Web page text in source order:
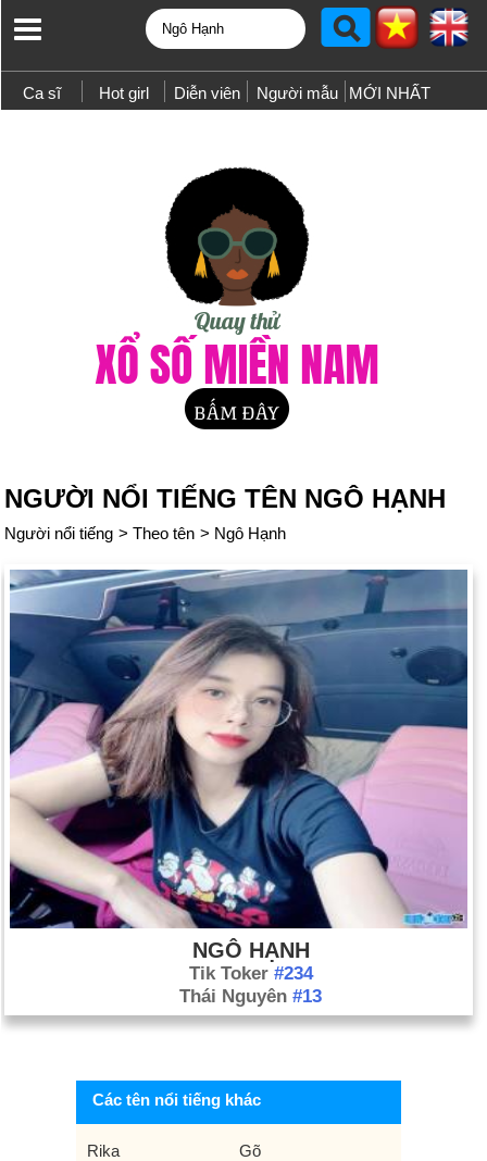
Ca sĩ Hot girl Diễn viên Người mẫu MỚI NHẤT
NGƯỜI NỔI TIẾNG TÊN NGÔ HẠNH
Người nổi tiếng > Theo tên > Ngô Hạnh
NGÔ HẠNH
Tik Toker #234
Thái Nguyên #13
Các tên nổi tiếng khác
Rika
Gõ